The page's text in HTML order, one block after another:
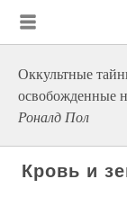
Оккультные
освобожденные
Роналд Пол
Кровь и